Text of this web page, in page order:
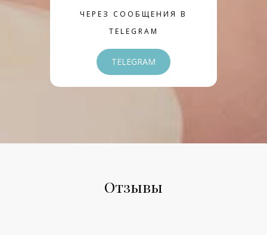
ЧЕРЕЗ СООБЩЕНИЯ В
TELEGRAM
TELEGRAM
Отзывы